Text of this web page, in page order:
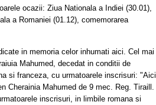
ocazii: Ziua Nationala a Indiei (30.01),
a Romaniei (01.12), comemorarea
in memoria celor inhumati aici. Cel mai
Mahumed, decedat in conditii de
si franceza, cu urmatoarele inscrisuri: "Aici
Cherainia Mahumed de 9 mec. Reg. Tiraill.
inscrisuri, in limbile romana si